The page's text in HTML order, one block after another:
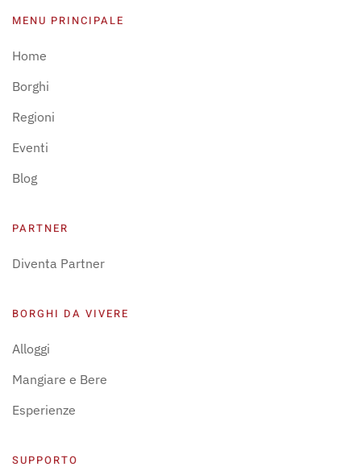
MENU PRINCIPALE
Home
Borghi
Regioni
Eventi
Blog
PARTNER
Diventa Partner
BORGHI DA VIVERE
Alloggi
Mangiare e Bere
Esperienze
SUPPORTO